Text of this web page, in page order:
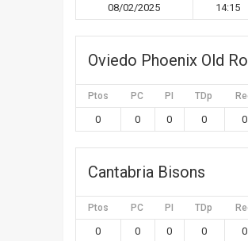
08/02/2025 14:15
Oviedo Phoenix Old
Ptos PC PI TDp
0 0 0 0 0
Cantabria Bisons
Ptos PC PI TDp
0 0 0 0 0